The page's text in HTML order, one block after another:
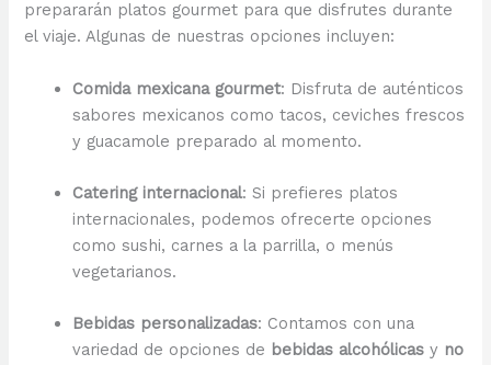
prepararán platos gourmet para que disfrutes durante
el viaje. Algunas de nuestras opciones incluyen:
Comida mexicana gourmet: Disfruta de auténticos
sabores mexicanos como tacos, ceviches frescos
y guacamole preparado al momento.
Catering internacional: Si prefieres platos
internacionales, podemos ofrecerte opciones
como sushi, carnes a la parrilla, o menús
vegetarianos.
Bebidas personalizadas: Contamos con una
variedad de opciones de bebidas alcohólicas y no